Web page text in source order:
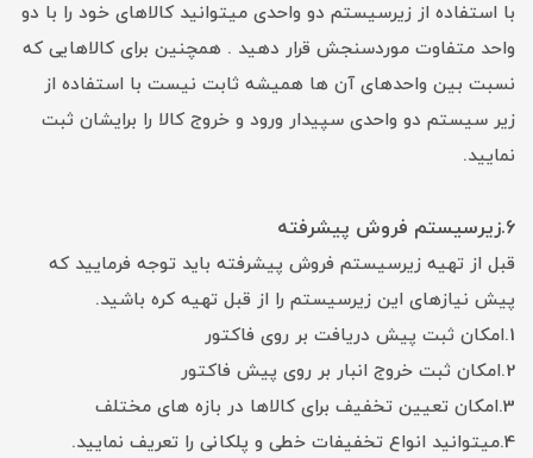
با استفاده از زیرسیستم دو واحدی میتوانید کالاهای خود را با دو
واحد متفاوت موردسنجش قرار دهید . همچنین برای کالاهایی که
نسبت بین واحدهای آن ها همیشه ثابت نیست با استفاده از
زیر سیستم دو واحدی سپیدار ورود و خروج کالا را برایشان ثبت
نمایید.
6.زیرسیستم فروش پیشرفته
قبل از تهیه زیرسیستم فروش پیشرفته باید توجه فرمایید که
پیش نیازهای این زیرسیستم را از قبل تهیه کره باشید.
1.امکان ثبت پیش دریافت بر روی فاکتور
2.امکان ثبت خروج انبار بر روی پیش فاکتور
3.امکان تعیین تخفیف برای کالاها در بازه های مختلف
4.میتوانید انواع تخفیفات خطی و پلکانی را تعریف نمایید.